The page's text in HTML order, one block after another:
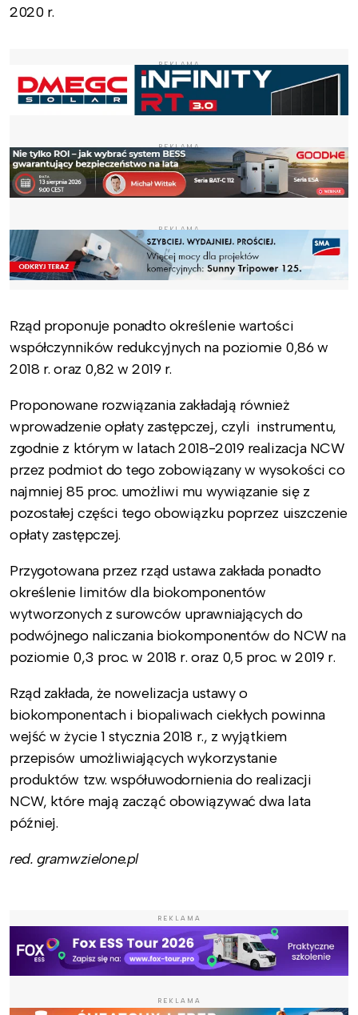
2020 r.
REKLAMA
REKLAMA
REKLAMA
Rząd proponuje ponadto określenie wartości
współczynników redukcyjnych na poziomie 0,86 w
2018 r. oraz 0,82 w 2019 r.
Proponowane rozwiązania zakładają również
wprowadzenie opłaty zastępczej, czyli instrumentu,
zgodnie z którym w latach 2018-2019 realizacja NCW
przez podmiot do tego zobowiązany w wysokości co
najmniej 85 proc. umożliwi mu wywiązanie się z
pozostałej części tego obowiązku poprzez uiszczenie
opłaty zastępczej.
Przygotowana przez rząd ustawa zakłada ponadto
określenie limitów dla biokomponentów
wytworzonych z surowców uprawniających do
podwójnego naliczania biokomponentów do NCW na
poziomie 0,3 proc. w 2018 r. oraz 0,5 proc. w 2019 r.
Rząd zakłada, że nowelizacja ustawy o
biokomponentach i biopaliwach ciekłych powinna
wejść w życie 1 stycznia 2018 r., z wyjątkiem
przepisów umożliwiających wykorzystanie
produktów tzw. współuwodornienia do realizacji
NCW, które mają zacząć obowiązywać dwa lata
później.
red. gramwzielone.pl
REKLAMA
REKLAMA